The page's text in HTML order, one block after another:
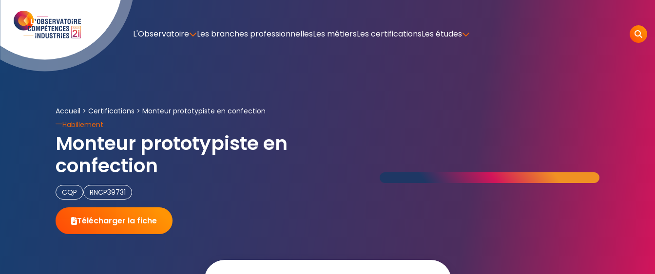
L'Observatoire Les branches professionnellesLes métiersLes certificationsLes études
Accueil > Certifications > Monteur prototypiste en confection
Habillement
Monteur prototypiste en
confection
CQP RNCP39731
Télécharger la fiche